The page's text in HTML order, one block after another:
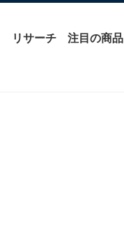
リサーチ 注目の商品